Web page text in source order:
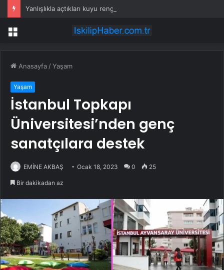
Menü
Anasayfa /Yaşam
Yaşam
İstanbul Topkapı
Üniversitesi’nden genç
sanatçılara destek
EMİNE AKBAŞ Ocak 18, 2023 0 25
Bir dakikadan az